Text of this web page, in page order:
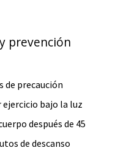
prevención
de precaución
ejercicio bajo la luz
después de 45
de descanso